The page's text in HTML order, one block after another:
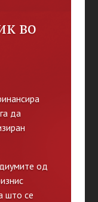
во
да
од
што се